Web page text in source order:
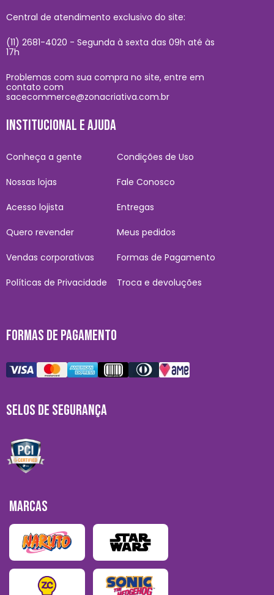
Central de atendimento exclusivo do site:
(11) 2681-4020 - Segunda à sexta das 09h até às
17h
Problemas com sua compra no site, entre em
contato com
sacecommerce@zonacriativa.com.br
INSTITUCIONAL E AJUDA
Conheça a gente
Nossas lojas
Acesso lojista
Quero revender
Vendas corporativas
Políticas de Privacidade
Condições de Uso
Fale Conosco
Entregas
Meus pedidos
Formas de Pagamento
Troca e devoluções
FORMAS DE PAGAMENTO
SELOS DE SEGURANÇA
MARCAS